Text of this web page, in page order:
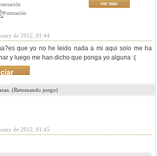
ver mas
de 2012, 01:44
que yo no he leido nada a mi aqui solo me ha
y luego me han dicho que ponga yo alguna :(
(Retomando juego)
de 2012, 01:45